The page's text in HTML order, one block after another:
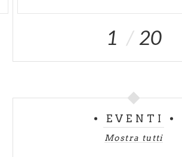
1 20
EVENTI
Mostra tutti